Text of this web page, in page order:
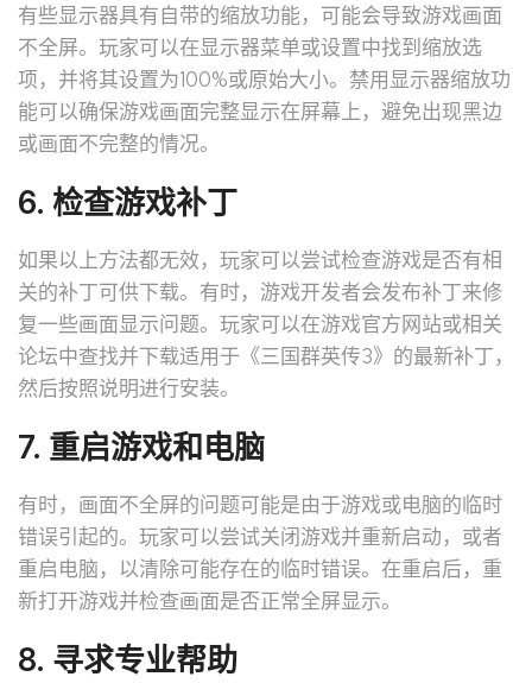
有些显示器具有自带的缩放功能，可能会导致游戏画面
不全屏。玩家可以在显示器菜单或设置中找到缩放选
项，并将其设置为100%或原始大小。禁用显示器缩放功
能可以确保游戏画面完整显示在屏幕上，避免出现黑边
或画面不完整的情况。
6. 检查游戏补丁
如果以上方法都无效，玩家可以尝试检查游戏是否有相
关的补丁可供下载。有时，游戏开发者会发布补丁来修
复一些画面显示问题。玩家可以在游戏官方网站或相关
论坛中查找并下载适用于《三国群英传3》的最新补丁，
然后按照说明进行安装。
7. 重启游戏和电脑
有时，画面不全屏的问题可能是由于游戏或电脑的临时
错误引起的。玩家可以尝试关闭游戏并重新启动，或者
重启电脑，以清除可能存在的临时错误。在重启后，重
新打开游戏并检查画面是否正常全屏显示。
8. 寻求专业帮助